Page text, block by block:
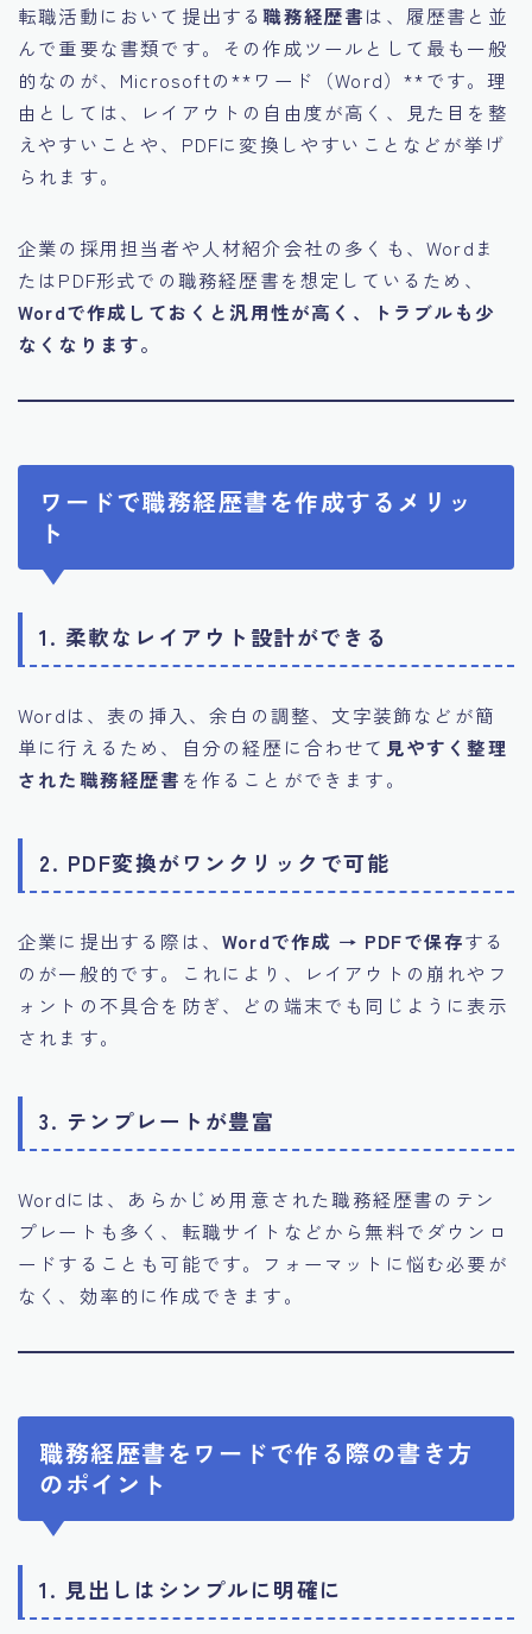
転職活動において提出する職務経歴書は、履歴書と並
んで重要な書類です。その作成ツールとして最も一般
的なのが、Microsoftの**ワード（Word）**です。理
由としては、レイアウトの自由度が高く、見た目を整
えやすいことや、PDFに変換しやすいことなどが挙げ
られます。
企業の採用担当者や人材紹介会社の多くも、Wordま
たはPDF形式での職務経歴書を想定しているため、
Wordで作成しておくと汎用性が高く、トラブルも少
なくなります。
ワードで職務経歴書を作成するメリッ
ト
1. 柔軟なレイアウト設計ができる
Wordは、表の挿入、余白の調整、文字装飾などが簡
単に行えるため、自分の経歴に合わせて 見やすく整理
された職務経歴書 を作ることができます。
2. PDF変換がワンクリックで可能
企業に提出する際は、 Wordで作成 → PDFで保存する
のが一般的です。これにより、レイアウトの崩れやフ
ォントの不具合を防ぎ、どの端末でも同じように表示
されます。
3. テンプレートが豊富
Wordには、あらかじめ用意された職務経歴書のテン
プレートも多く、転職サイトなどから無料でダウンロ
ードすることも可能です。フォーマットに悩む必要が
なく、効率的に作成できます。
職務経歴書をワードで作る際の書き方
のポイント
1. 見出しはシンプルに明確に